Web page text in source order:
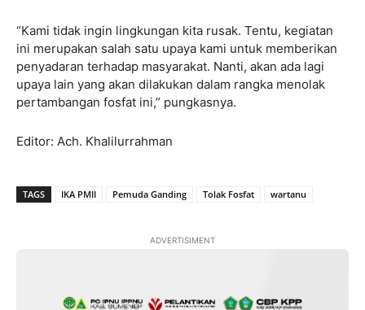
“Kami tidak ingin lingkungan kita rusak. Tentu, kegiatan
ini merupakan salah satu upaya kami untuk memberikan
penyadaran terhadap masyarakat. Nanti, akan ada lagi
upaya lain yang akan dilakukan dalam rangka menolak
pertambangan fosfat ini,” pungkasnya.
Editor: Ach. Khalilurrahman
TAGS IKA PMII Pemuda Ganding Tolak Fosfat wartanu
ADVERTISIMENT